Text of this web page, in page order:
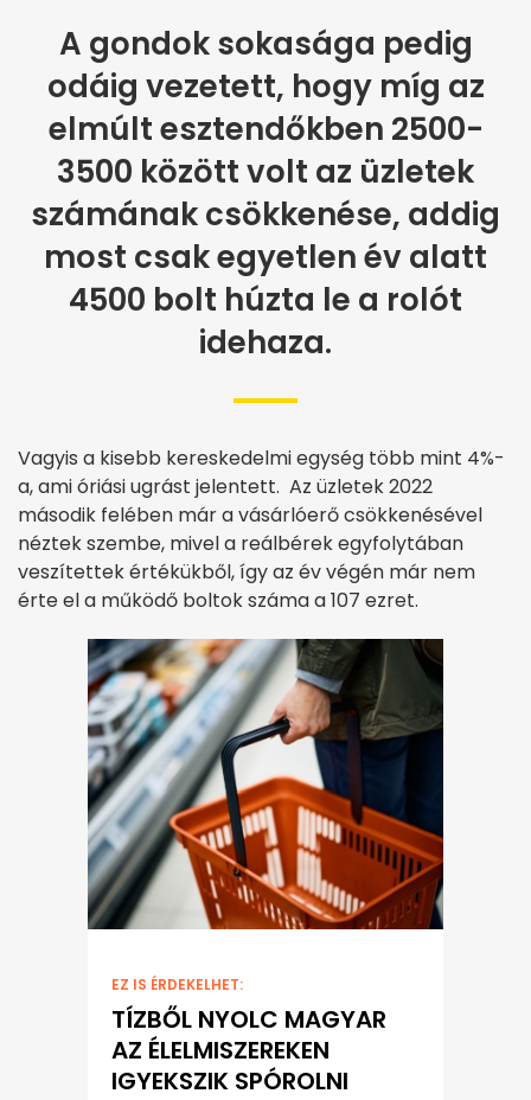
A gondok sokasága pedig
odáig vezetett, hogy míg az
elmúlt esztendőkben 2500-
3500 között volt az üzletek
számának csökkenése, addig
most csak egyetlen év alatt
4500 bolt húzta le a rolót
idehaza.
Vagyis a kisebb kereskedelmi egység több mint 4%-
a, ami óriási ugrást jelentett. Az üzletek 2022
második felében már a vásárlóerő csökkenésével
néztek szembe, mivel a reálbérek egyfolytában
veszítettek értékükből, így az év végén már nem
érte el a működő boltok száma a 107 ezret.
EZ IS ÉRDEKELHET:
TÍZBŐL NYOLC MAGYAR
AZ ÉLELMISZEREKEN
IGYEKSZIK SPÓROLNI